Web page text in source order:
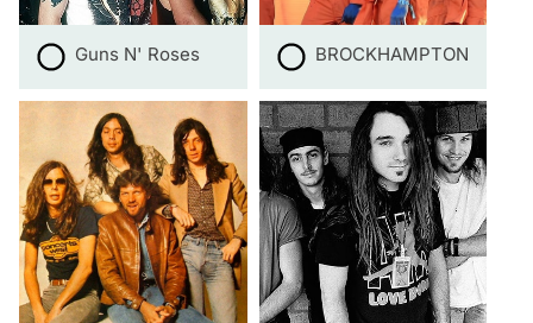
Guns N' Roses BROCKHAMPTON